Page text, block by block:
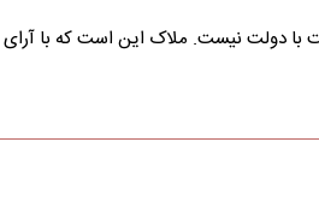
با دولت نیست. ملاک این است که با